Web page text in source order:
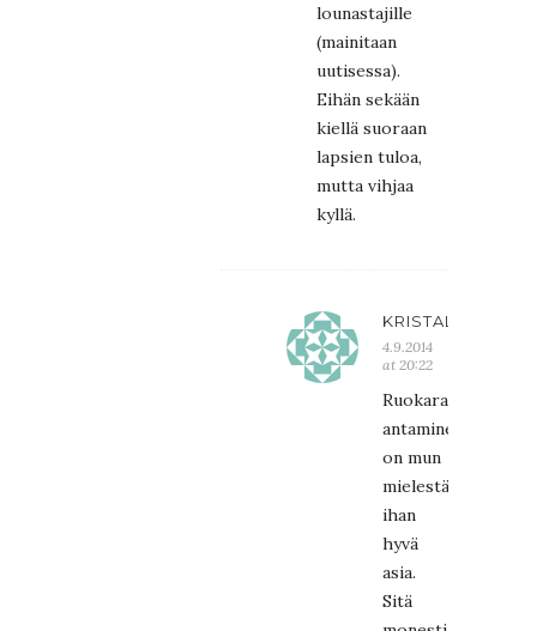
lounastajille
(mainitaan
uutisessa).
Eihän sekään
kiellä suoraan
lapsien tuloa,
mutta vihjaa
kyllä.
KRISTALIINA
4.9.2014
at 20:22
Ruokarauhan
antaminen
on mun
mielestä
ihan
hyvä
asia.
Sitä